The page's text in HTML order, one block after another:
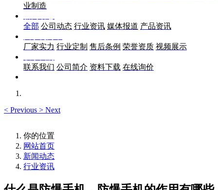
业制造
全部 公司动态 行业资讯 媒体报道 产品资讯
厂家实力 行业定制 售后条例 荣誉资质 视频展示
联系我们 公司简介 资料下载 在线询价
< Previous > Next
你的位置
网站首页
新闻动态
行业资讯